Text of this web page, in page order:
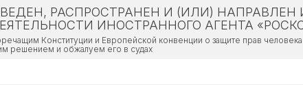
РАСПРОСТРАНЕН И (ИЛИ)
ИНОСТРАННОГО АГЕНТА
Конституции и Европейской конвенции о защите прав
решением и обжалуем его в судах